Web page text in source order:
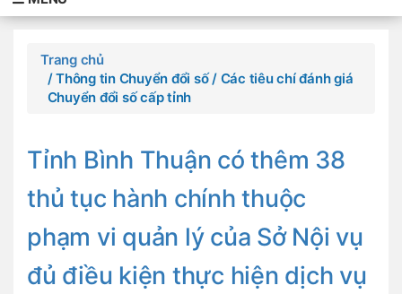
Trang chủ
/ Thông tin Chuyển đổi số/ Các tiêu chí đánh giá
Chuyển đổi số cấp tỉnh
Tỉnh Bình Thuận có thêm 38
thủ tục hành chính thuộc
phạm vi quản lý của Sở Nội vụ
đủ điều kiện thực hiện dịch vụ